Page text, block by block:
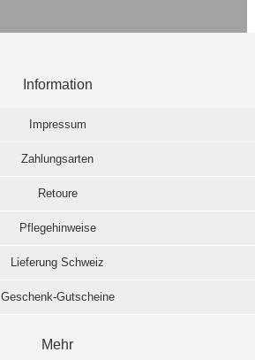
Information
Impressum
Zahlungsarten
Retoure
Pflegehinweise
Lieferung Schweiz
Geschenk-Gutscheine
Mehr